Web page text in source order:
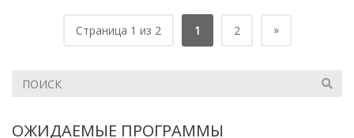
Страница 1 из 2 1 2 »
ОЖИДАЕМЫЕ ПРОГРАММЫ